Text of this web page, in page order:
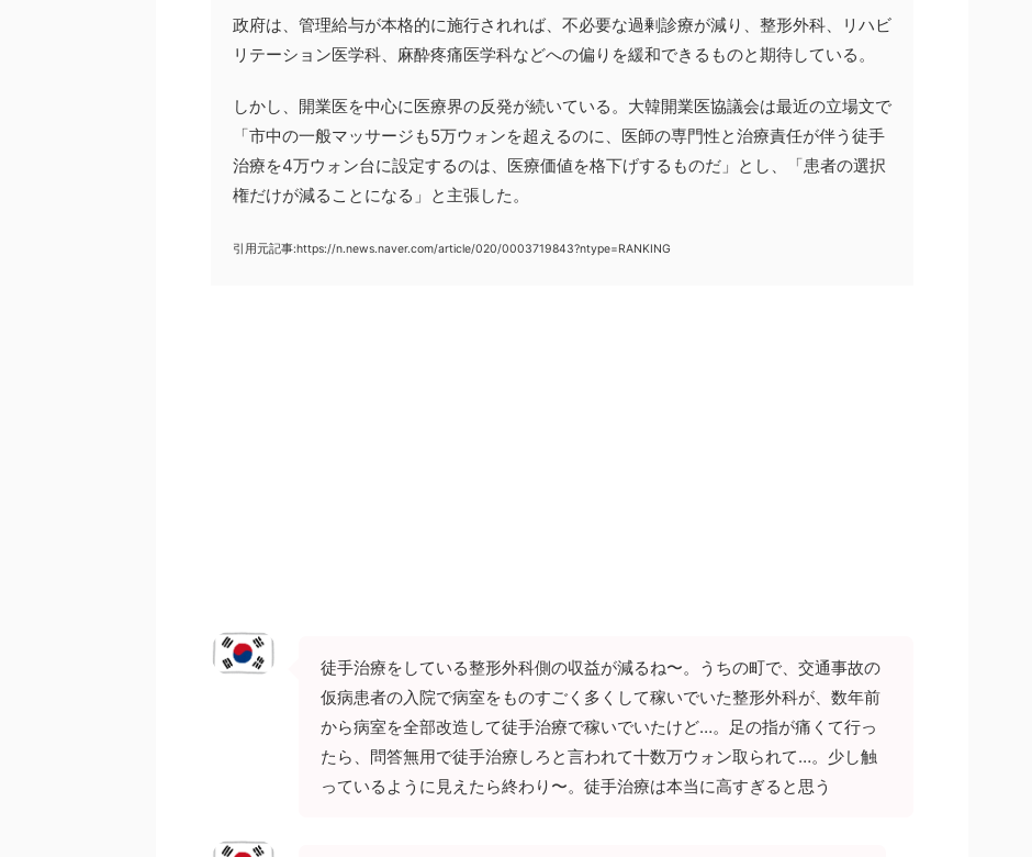
政府は、管理給与が本格的に施行されれば、不必要な過剰診療が減り、整形外科、リハビ
リテーション医学科、麻酔疼痛医学科などへの偏りを緩和できるものと期待している。
しかし、開業医を中心に医療界の反発が続いている。大韓開業医協議会は最近の立場文で
「市中の一般マッサージも5万ウォンを超えるのに、医師の専門性と治療責任が伴う徒手
治療を4万ウォン台に設定するのは、医療価値を格下げするものだ」とし、「患者の選択
権だけが減ることになる」と主張した。
引用元記事:https://n.news.naver.com/article/020/0003719843?ntype=RANKING
徒手治療をしている整形外科側の収益が減るね〜。うちの町で、交通事故の
仮病患者の入院で病室をものすごく多くして稼いでいた整形外科が、数年前
から病室を全部改造して徒手治療で稼いでいたけど…。足の指が痛くて行っ
たら、問答無用で徒手治療しろと言われて十数万ウォン取られて…。少し触
っているように見えたら終わり〜。徒手治療は本当に高すぎると思う